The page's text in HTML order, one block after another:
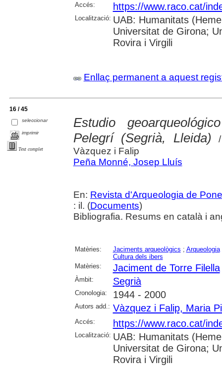
Accés: https://www.raco.cat/
Localització: UAB: Humanitats
Universitat de Girona;
Rovira i Virgili
Enllaç permanent a aquest
16 / 45
seleccionar
imprimir
Text complet
Estudio
Pelegrí (Segrià, Lleida)
/
Vàzquez i Falip
Peña Monné, Josep Lluís
En: Revista d'Arqueologia de
: il. (Documents)
Bibliografia. Resums en català i
Matèries: Jaciments arqueològics ; Arqueologia
Cultura dels ibers
Matèries:
Jaciment de Torre Filella
Àmbit: Segrià
Cronologia: 1944 - 2000
Autors add.: Vàzquez i Falip, Maria
Accés: https://www.raco.cat/
Localització: UAB: Humanitats
Universitat de Girona;
Rovira i Virgili